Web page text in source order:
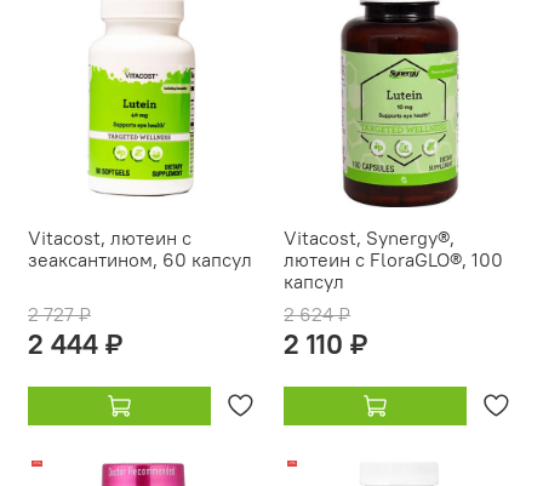
Vitacost, лютеин с
зеаксантином, 60 капсул
2 727 ₽
2 444 ₽
Vitacost, Synergy®,
лютеин с FloraGLO®, 100
капсул
2 624 ₽
2 110 ₽
-15% -17%